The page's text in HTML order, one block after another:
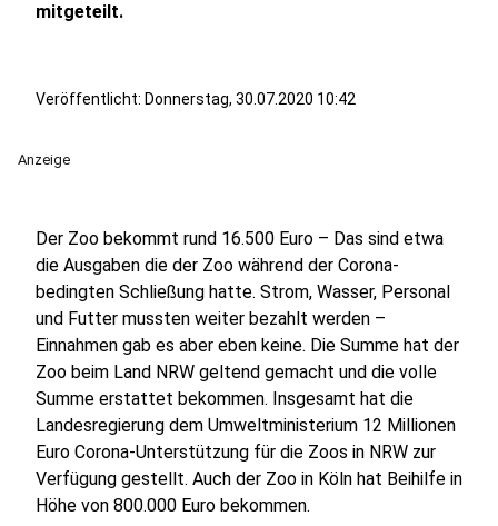
mitgeteilt.
Veröffentlicht: Donnerstag, 30.07.2020 10:42
Anzeige
Der Zoo bekommt rund 16.500 Euro – Das sind etwa
die Ausgaben die der Zoo während der Corona-
bedingten Schließung hatte. Strom, Wasser, Personal
und Futter mussten weiter bezahlt werden –
Einnahmen gab es aber eben keine. Die Summe hat der
Zoo beim Land NRW geltend gemacht und die volle
Summe erstattet bekommen. Insgesamt hat die
Landesregierung dem Umweltministerium 12 Millionen
Euro Corona-Unterstützung für die Zoos in NRW zur
Verfügung gestellt. Auch der Zoo in Köln hat Beihilfe in
Höhe von 800.000 Euro bekommen.